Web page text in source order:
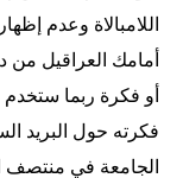
اللامبالاة وعدم
أمامك العراقيل
أو فكرة ربما
فكرته حول البريد
الجامعة في منتصف